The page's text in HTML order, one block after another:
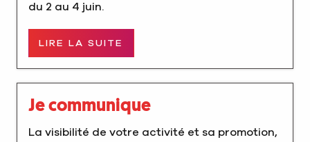
du 2 au 4 juin.
LIRE LA SUITE
Je communique
La visibilité de votre activité et sa promotion,